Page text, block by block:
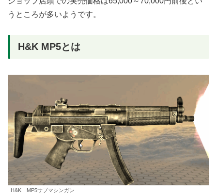
うところが多いようです。
H&K MP5とは
H&K MP5サブマシンガン